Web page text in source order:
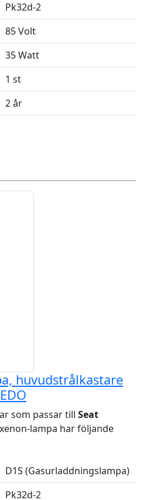
Pk32d-2
85 Volt
35 Watt
1 st
2 år
huvudstrålkastare
som passar till Seat
lampa har följande
D1S (Gasurladdningslampa)
Pk32d-2